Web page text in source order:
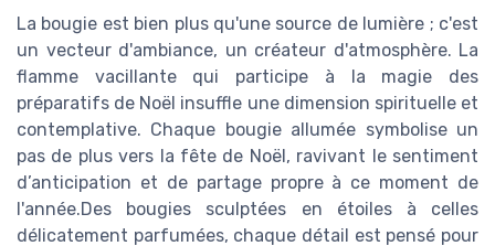
La bougie est bien plus qu'une source de lumière ; c'est
un vecteur d'ambiance, un créateur d'atmosphère. La
flamme vacillante qui participe à la magie des
préparatifs de Noël insuffle une dimension spirituelle et
contemplative. Chaque bougie allumée symbolise un
pas de plus vers la fête de Noël, ravivant le sentiment
d’anticipation et de partage propre à ce moment de
l'année.Des bougies sculptées en étoiles à celles
délicatement parfumées, chaque détail est pensé pour